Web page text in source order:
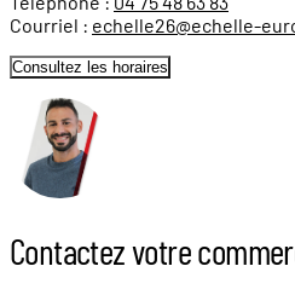
Courriel : echelle26@echelle-
Consultez les horaires
Contactez votre